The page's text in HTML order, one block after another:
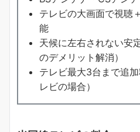
テレビの大画面で視聴
能
天候に左右されない安
のデメリット解消）
テレビ最大3台まで追
レビの場合）